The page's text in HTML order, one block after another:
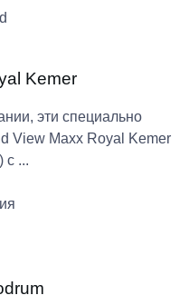
Kemer
эти специально
View Maxx Royal Kemer
с ...